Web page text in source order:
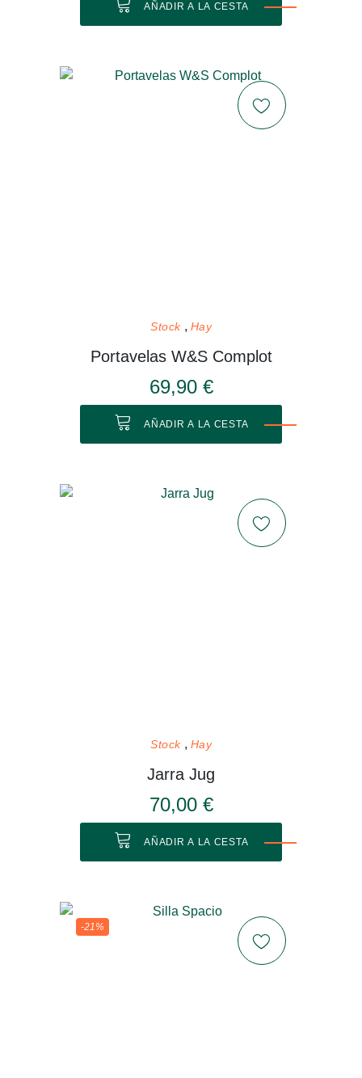
AÑADIR A LA CESTA
Stock Hay
Portavelas W&S Complot
69,90 €
AÑADIR A LA CESTA
Stock Hay
Jarra Jug
70,00 €
AÑADIR A LA CESTA
-21%